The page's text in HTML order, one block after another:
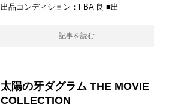
出品コンディション：FBA 良 ■出
記事を読む
太陽の牙ダグラム THE MOVIE
COLLECTION